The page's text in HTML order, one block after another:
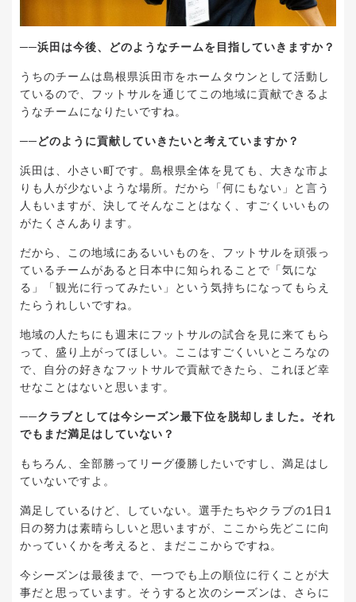
──浜田は今後、どのようなチームを目指していきますか？
うちのチームは島根県浜田市をホームタウンとして活動し
ているので、フットサルを通じてこの地域に貢献できるよ
うなチームになりたいですね。
──どのように貢献していきたいと考えていますか？
浜田は、小さい町です。島根県全体を見ても、大きな市よ
りも人が少ないような場所。だから「何にもない」と言う
人もいますが、決してそんなことはなく、すごくいいもの
がたくさんあります。
だから、この地域にあるいいものを、フットサルを頑張っ
ているチームがあると日本中に知られることで「気にな
る」「観光に行ってみたい」という気持ちになってもらえ
たらうれしいですね。
地域の人たちにも週末にフットサルの試合を見に来てもら
って、盛り上がってほしい。ここはすごくいいところなの
で、自分の好きなフットサルで貢献できたら、これほど幸
せなことはないと思います。
──クラブとしては今シーズン最下位を脱却しました。それ
でもまだ満足はしていない？
もちろん、全部勝ってリーグ優勝したいですし、満足はし
ていないですよ。
満足しているけど、していない。選手たちやクラブの1日1
日の努力は素晴らしいと思いますが、ここから先どこに向
かっていくかを考えると、まだここからですね。
今シーズンは最後まで、一つでも上の順位に行くことが大
事だと思っています。そうすると次のシーズンは、さらに